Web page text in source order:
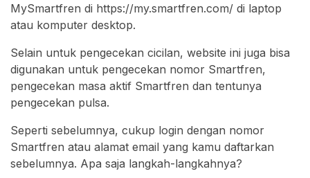
MySmartfren di https://my.smartfren.com/ di laptop
atau komputer desktop.
Selain untuk pengecekan cicilan, website ini juga bisa
digunakan untuk pengecekan nomor Smartfren,
pengecekan masa aktif Smartfren dan tentunya
pengecekan pulsa.
Seperti sebelumnya, cukup login dengan nomor
Smartfren atau alamat email yang kamu daftarkan
sebelumnya. Apa saja langkah-langkahnya?